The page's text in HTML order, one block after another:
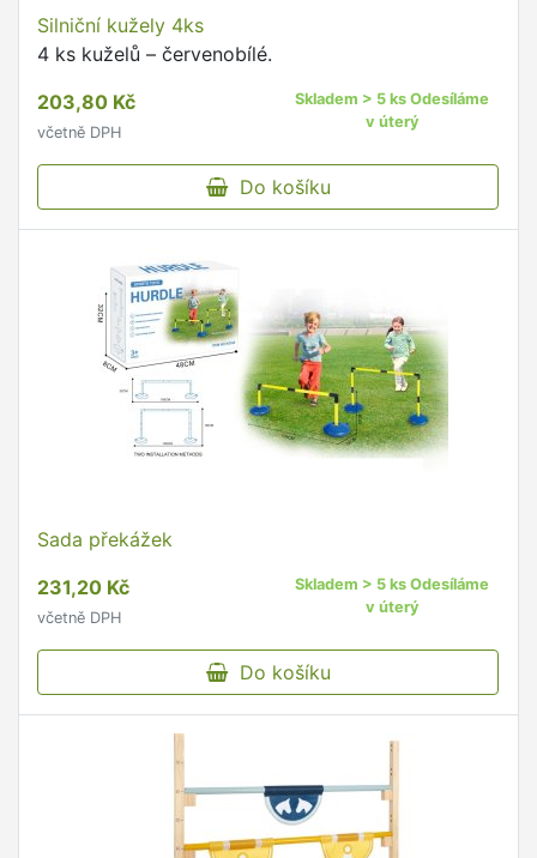
Silniční kužely 4ks
4 ks kuželů – červenobílé.
203,80 Kč
včetně DPH
Skladem > 5 ks Odesíláme
v úterý
Do košíku
Sada překážek
231,20 Kč
včetně DPH
Skladem > 5 ks Odesíláme
v úterý
Do košíku